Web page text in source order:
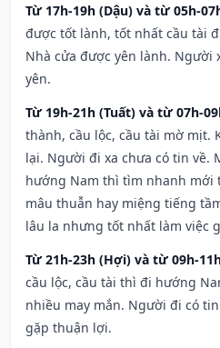
Từ 17h-19h (Dậu) và từ 05h-
được tốt lành, tốt nhất cầu tài
Nhà cửa được yên lành.
yên.
Từ 19h-21h (Tuất) và từ 07h-
thành, cầu lộc, cầu tài mờ mịt.
lại. Người đi xa chưa có tin về.
hướng Nam thì tìm nhanh mới
mâu thuẫn hay miệng tiếng
lâu la nhưng tốt nhất làm việc
Từ 21h-23h (Hợi) và từ 09h-
cầu lộc, cầu tài thì đi hướng
nhiều may mắn. Người đi có
gặp thuận lợi.